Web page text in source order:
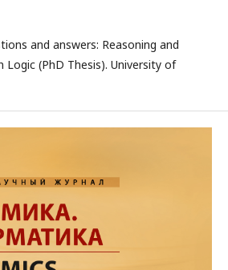
and answers: Reasoning and
Logic (PhD Thesis). University of